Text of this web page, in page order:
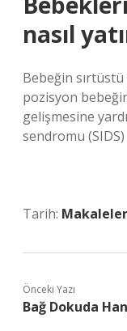
nasıl
Bebeğin
pozisyon
gelişmesine
sendromu
Tarih: Makaleler
Önceki Yazı
Bağ Dokuda